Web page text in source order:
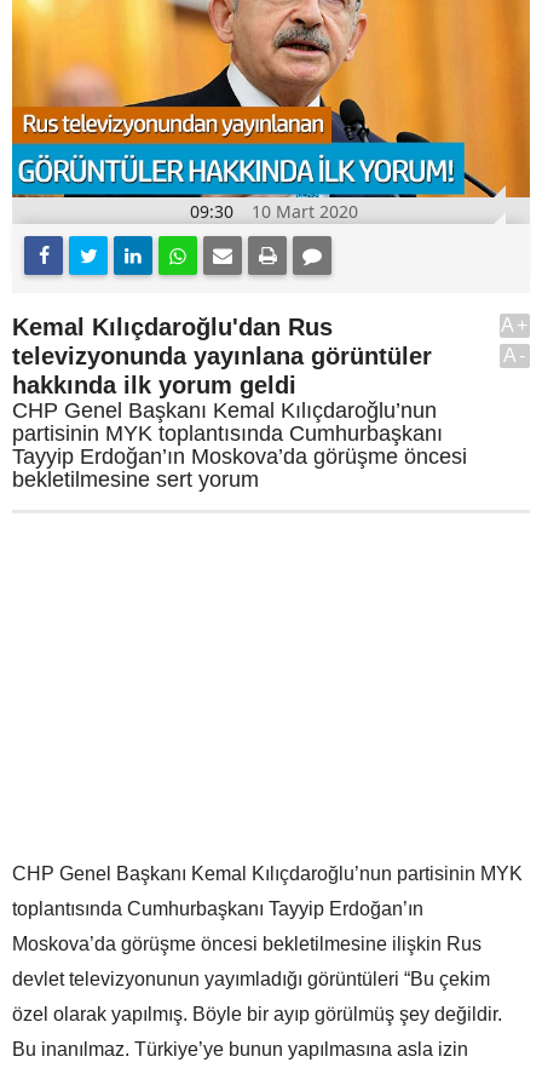
09:30 10 Mart 2020
Kemal Kılıçdaroğlu'dan Rus
televizyonunda yayınlana görüntüler
hakkında ilk yorum geldi
CHP Genel Başkanı Kemal Kılıçdaroğlu’nun
partisinin MYK toplantısında Cumhurbaşkanı
Tayyip Erdoğan’ın Moskova’da görüşme öncesi
bekletilmesine sert yorum
A+
A-
CHP Genel Başkanı Kemal Kılıçdaroğlu’nun partisinin MYK
toplantısında Cumhurbaşkanı Tayyip Erdoğan’ın
Moskova’da görüşme öncesi bekletilmesine ilişkin Rus
devlet televizyonunun yayımladığı görüntüleri “Bu çekim
özel olarak yapılmış. Böyle bir ayıp görülmüş şey değildir.
Bu inanılmaz. Türkiye’ye bunun yapılmasına asla izin